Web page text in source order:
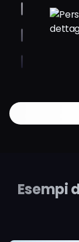
Esempi